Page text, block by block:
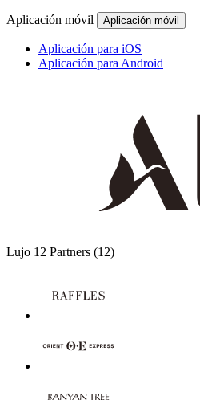
Aplicación móvil Aplicación móvil
Aplicación para iOS
Aplicación para Android
Lujo 12 Partners (12)